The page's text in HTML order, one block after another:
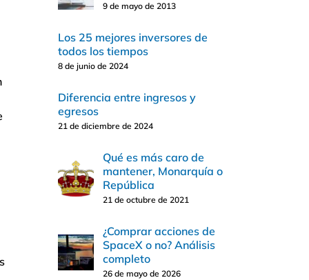
9 de mayo de 2013
Los 25 mejores inversores de
todos los tiempos
8 de junio de 2024
Diferencia entre ingresos y
egresos
21 de diciembre de 2024
Qué es más caro de
mantener, Monarquía o
República
21 de octubre de 2021
¿Comprar acciones de
SpaceX o no? Análisis
completo
26 de mayo de 2026